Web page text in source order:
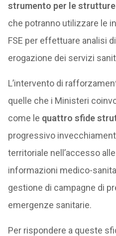
strumento per le
che potranno utilizzare le
FSE per effettuare analisi
erogazione dei servizi
L’intervento di
quelle che i Ministeri
come le quattro sfide
progressivo
territoriale nell’accesso
informazioni medico-
gestione di campagne di
emergenze sanitarie.
Per rispondere a queste